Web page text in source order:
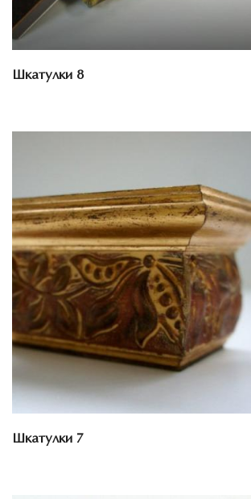
Шкатулки 8
Смотреть проект
Шкатулки 7